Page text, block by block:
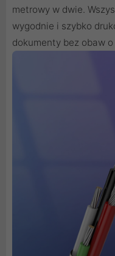
metrowy w dwie.
wygodnie i szybko
dokumenty bez obaw